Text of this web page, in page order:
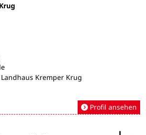
Kremper Krug
Profil ansehen